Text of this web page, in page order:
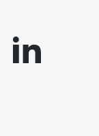
linkedin